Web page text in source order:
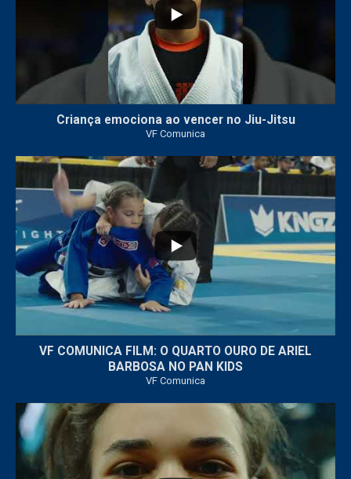
Criança emociona ao vencer no Jiu-Jitsu
VF Comunica
...
VF COMUNICA FILM: O QUARTO OURO DE ARIEL
BARBOSA NO PAN KIDS
VF Comunica
...
32